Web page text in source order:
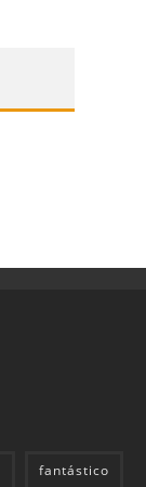
fantástico